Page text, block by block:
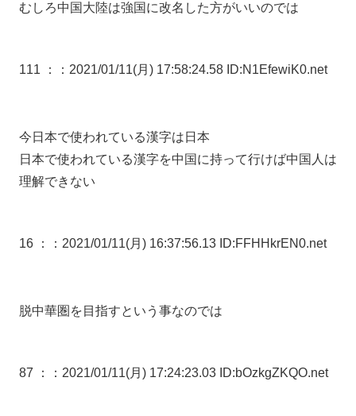
むしろ中国大陸は強国に改名した方がいいのでは
111 ： ：2021/01/11(月) 17:58:24.58 ID:N1EfewiK0.net
今日本で使われている漢字は日本
日本で使われている漢字を中国に持って行けば中国人は
理解できない
16 ： ：2021/01/11(月) 16:37:56.13 ID:FFHHkrEN0.net
脱中華圏を目指すという事なのでは
87 ： ：2021/01/11(月) 17:24:23.03 ID:bOzkgZKQO.net